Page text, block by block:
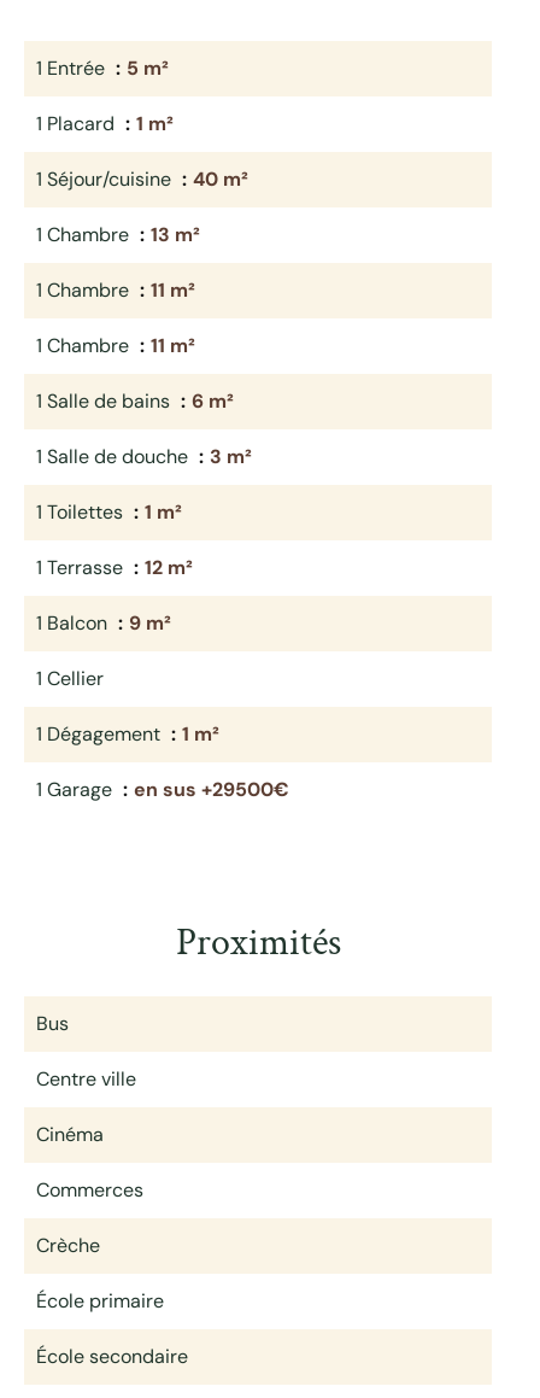
1 Entrée 5 m²
1 Placard 1 m²
1 Séjour/cuisine 40 m²
1 Chambre 13 m²
1 Chambre 11 m²
1 Chambre 11 m²
1 Salle de bains 6 m²
1 Salle de douche 3 m²
1 Toilettes 1 m²
1 Terrasse 12 m²
1 Balcon 9 m²
1 Cellier
1 Dégagement 1 m²
1 Garage en sus +29500€
Proximités
Bus
Centre ville
Cinéma
Commerces
Crèche
École primaire
École secondaire